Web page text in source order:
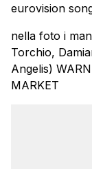
eurovision
nella foto i
Torchio,
Angelis)
MARKET